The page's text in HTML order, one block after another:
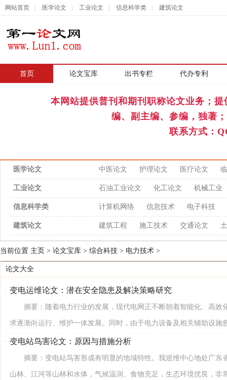
网站首页 医学论文 工业论文 信息科学类 建筑论文
首页 论文宝库 出书专栏 代办专利
本网站提供普刊和期刊职称论文业务；
编、副主编、参编，独著
联系方式：
医学论文 中医论文 护理论文 医疗论文
工业论文 石油工业论文 化工论文 机械工业
信息科学类 计算机网络 信息技术 电子科技
建筑论文 建筑工程 施工技术 交通论文
当前位置 主页 > 论文宝库 > 综合科技 > 电力技术 >
论文大全
变电运维论文：潜在安全隐患及解决策略研究
摘要：随着电力行业的发展，现代电网正不断朝着智能化、高效
求逐渐向运行、维护一体发展。同时，由于电力设备及相关辅助设施
变电站鸟害论文：原因与措施分析
摘要：变电站鸟害形成有明显的地域特性。我巡维中心地处广东
山林、江河等山林和水体，气候温润、食物充足，生态环境优良，非